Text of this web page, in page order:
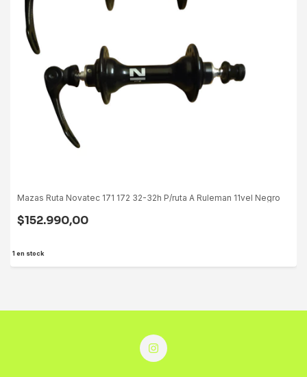
Mazas Ruta Novatec 171 172 32-32h P/ruta A Ruleman 11vel Negro
$152.990,00
1 en stock